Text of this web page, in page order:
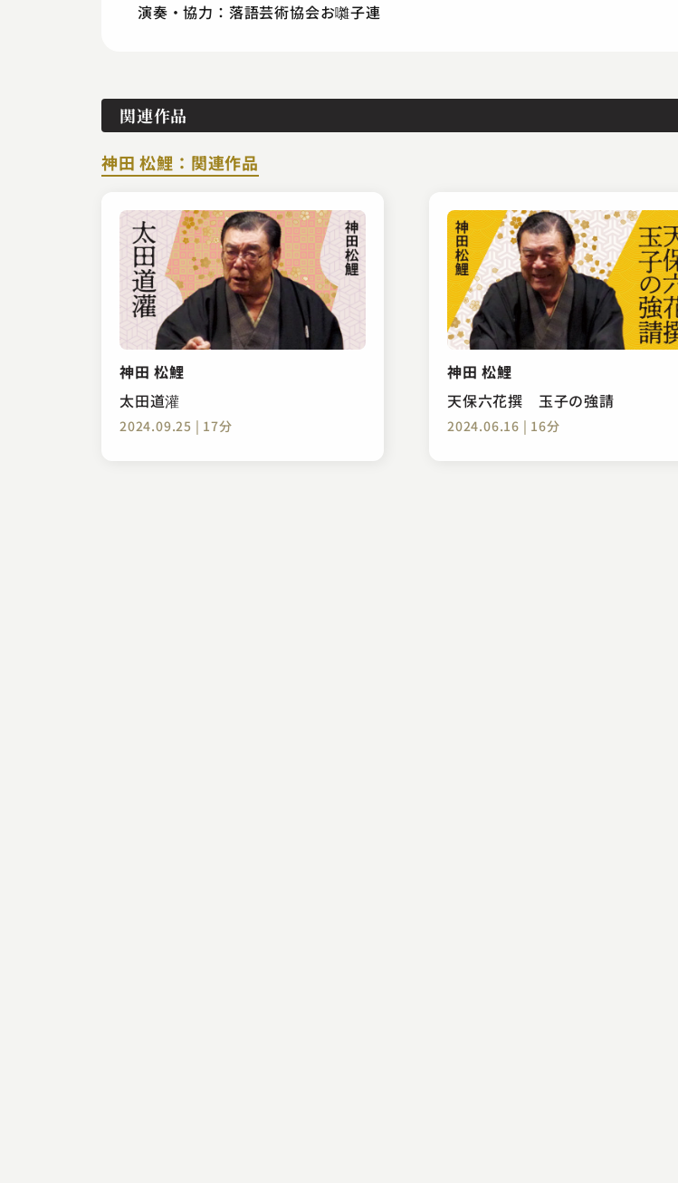
演奏・協力：落語芸術協会お囃子連
関連作品
神田 松鯉：関連作品
神田 松鯉
太田道灌
2024.09.25 | 17分
神田 松鯉
天保六花撰 玉子の強請
2024.06.16 | 16分